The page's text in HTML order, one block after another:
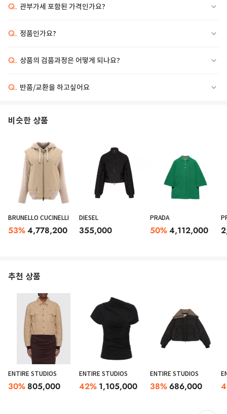
Q. 관부가세 포함된 가격인가요?
Q. 정품인가요?
Q. 상품의 검품과정은 어떻게 되나요?
Q. 반품/교환을 하고싶어요
비슷한 상품
BRUNELLO CUCINELLI
53%4,778,200
DIESEL
355,000
PRADA
50%4,112,000
추천 상품
ENTIRE STUDIOS
30%805,000
ENTIRE STUDIOS
42% 1,105,000
ENTIRE STUDIOS
38%686,000